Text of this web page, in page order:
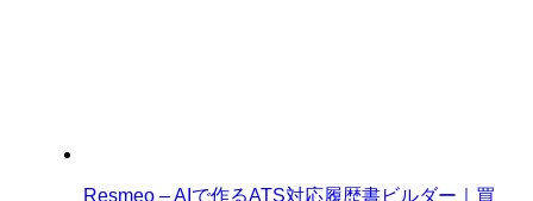
Resmeo – AIで作るATS対応履歴書ビルダー｜買